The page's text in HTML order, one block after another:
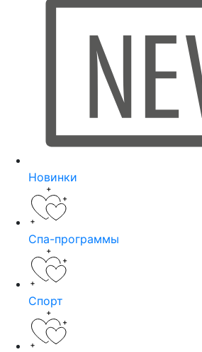
Новинки
Спа-программы
Спорт